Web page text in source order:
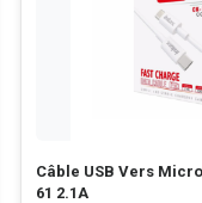
Câble USB Vers
61 2.1A